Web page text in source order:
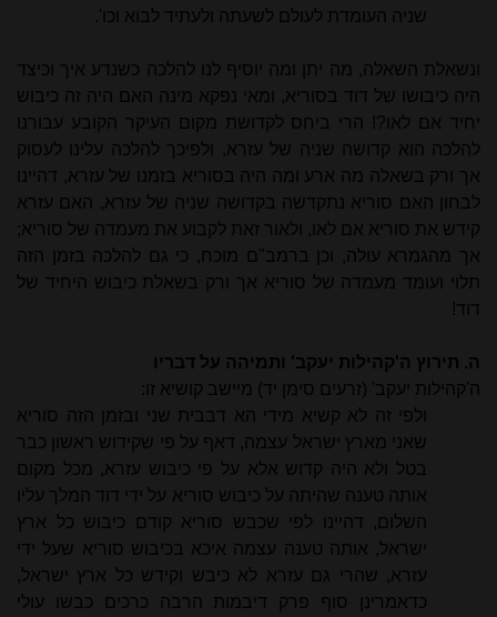
שניה העומדת לעולם לשעתה ולעתיד לבוא וכו'.
ונשאלת השאלה, מה יתן ומה יוסיף לנו להלכה כשנדע איך וכיצד
היה כיבושו של דוד בסוריא, ומאי נפקא מינה האם היה זה כיבוש
יחיד אם לאו?! הרי ביחס לקדושת מקום העיקר הקובע עבורנו
להלכה הוא קדושה שניה של עזרא, ולפיכך להלכה עלינו לעסוק
אך ורק בשאלה מה ארע ומה היה בסוריא בזמנו של עזרא, דהיינו
לבחון האם סוריא נתקדשה בקדושה שניה של עזרא, האם עזרא
קידש את סוריא אם לאו, ולאור זאת לקבוע את מעמדה של סוריא;
אך מהגמרא עולה, וכן ברמב"ם מוכח, כי גם להלכה בזמן הזה
תלוי ועומד מעמדה של סוריא אך ורק בשאלת כיבוש היחיד של
דוד!
ה. תירוץ ה'קהילות יעקב' ותמיהה על דבריו
ה'קהילות יעקב' (זרעים סימן יד) מיישב קושיא זו:
ולפי זה לא קשיא מידי הא דבבית שני ובזמן הזה סוריא
שאני מארץ ישראל עצמה, דאף על פי שקידוש ראשון כבר
בטל ולא היה קדוש אלא על פי כיבוש עזרא, מכל מקום
אותה טענה שהיתה על כיבוש סוריא על ידי דוד המלך עליו
השלום, דהיינו לפי שכבש סוריא קודם כיבוש כל ארץ
ישראל, אותה טענה עצמה איכא בכיבוש סוריא שעל ידי
עזרא, שהרי גם עזרא לא כיבש וקידש כל ארץ ישראל,
כדאמרינן סוף פרק דיבמות הרבה כרכים כבשו עולי